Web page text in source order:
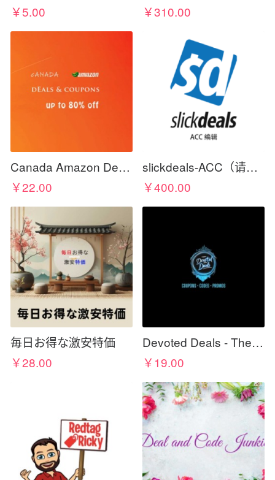
￥5.00
￥310.00
Canada Amazon Deals & Coupons
￥22.00
slickdeals-ACC（请在标题写上佣金比例）
￥400.00
毎日お得な激安特価
￥28.00
Devoted Deals - The Best For Less
￥19.00